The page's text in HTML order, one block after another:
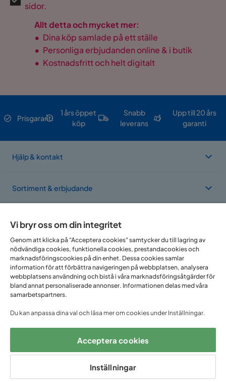
sidor.
Allt detta och mycket mer:
• Dina köp samlade på ett ställe
• Personliga erbjudanden online & i butik
• Kostnadsfritt och helt digitalt
Prisgaranti
1 års öppet
köp
Snabb
leverans
Upp till 20 års
garanti
Hjälp & kontakt
Sortiment & erbjudande
Om Trademax
Vi finns i flera länder
Följ oss på:
Vi bryr oss om din integritet
Genom att klicka på "Acceptera cookies" samtycker du till lagring av
nödvändiga cookies, funktionella cookies, prestandacookies och
marknadsföringscookies på din enhet. Dessa cookies samlar
information för att förbättra navigeringen på webbplatsen, analysera
webbplatsens användning och bistå i våra marknadsföringsåtgärder för
bland annat personaliserade annonser. Informationen delas med våra
samarbetspartners.
Du kan anpassa dina val och läsa mer om cookies under Inställningar.
Acceptera cookies
Inställningar